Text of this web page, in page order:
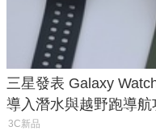
三星發表 Galaxy
導入潛水與越野跑導航
3C新品